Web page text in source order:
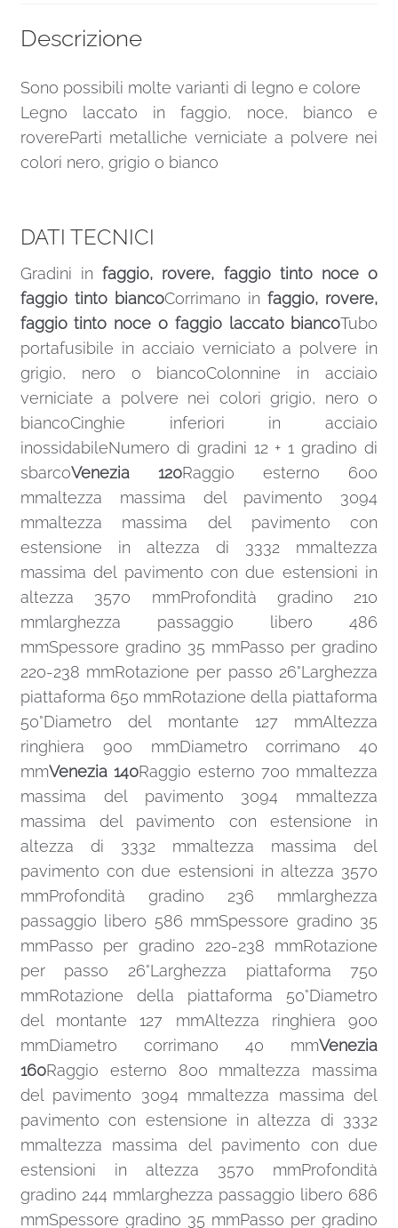
Descrizione
Sono possibili molte varianti di legno e colore
Legno laccato in faggio, noce, bianco e
rovereParti metalliche verniciate a polvere nei
colori nero, grigio o bianco
DATI TECNICI
Gradini infaggio, rovere, faggio tinto noce o
faggio tinto biancoCorrimano infaggio, rovere,
faggio tinto noce o faggio laccato biancoTubo
portafusibile in acciaio verniciato a polvere in
grigio, nero o biancoColonnine in acciaio
verniciate a polvere nei colori grigio, nero o
biancoCinghie inferiori in acciaio
inossidabileNumero di gradini 12 + 1 gradino di
sbarcoVenezia 120Raggio esterno 600
mmaltezza massima del pavimento 3094
mmaltezza massima del pavimento con
estensione in altezza di 3332 mmaltezza
massima del pavimento con due estensioni in
altezza 3570 mmProfondità gradino 210
mmlarghezza passaggio libero 486
mmSpessore gradino 35 mmPasso per gradino
220-238 mmRotazione per passo 26°Larghezza
piattaforma 650 mmRotazione della piattaforma
50°Diametro del montante 127 mmAltezza
ringhiera 900 mmDiametro corrimano 40
mmVenezia 140Raggio esterno 700 mmaltezza
massima del pavimento 3094 mmaltezza
massima del pavimento con estensione in
altezza di 3332 mmaltezza massima del
pavimento con due estensioni in altezza 3570
mmProfondità gradino 236 mmlarghezza
passaggio libero 586 mmSpessore gradino 35
mmPasso per gradino 220-238 mmRotazione
per passo 26°Larghezza piattaforma 750
mmRotazione della piattaforma 50°Diametro
del montante 127 mmAltezza ringhiera 900
mmDiametro corrimano 40 mmVenezia
160Raggio esterno 800 mmaltezza massima
del pavimento 3094 mmaltezza massima del
pavimento con estensione in altezza di 3332
mmaltezza massima del pavimento con due
estensioni in altezza 3570 mmProfondità
gradino 244 mmlarghezza passaggio libero 686
mmSpessore gradino 35 mmPasso per gradino